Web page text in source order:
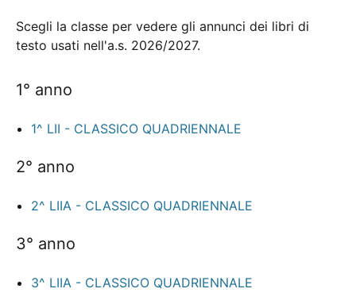
Scegli la classe per vedere gli annunci dei libri di
testo usati nell'a.s. 2026/2027.
1° anno
1^ LII - CLASSICO QUADRIENNALE
2° anno
2^ LIIA - CLASSICO QUADRIENNALE
3° anno
3^ LIIA - CLASSICO QUADRIENNALE